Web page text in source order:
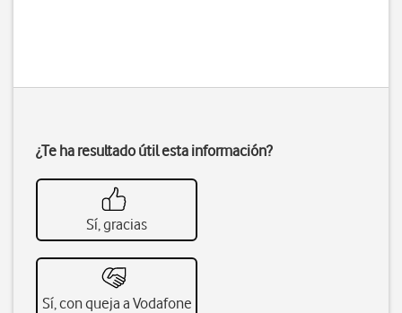
¿Te ha resultado útil esta información?
Sí, gracias
Sí, con queja a Vodafone